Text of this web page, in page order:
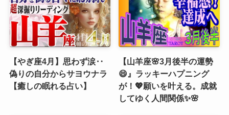
【やぎ座4月】思わず涙‥
偽りの自分からサヨウナラ
【癒しの眠れる占い】
【山羊座🌸3月後半の運勢
😄』ラッキーハプニング
が！💖願いを叶える。成就
してゆく人間関係✨🌸